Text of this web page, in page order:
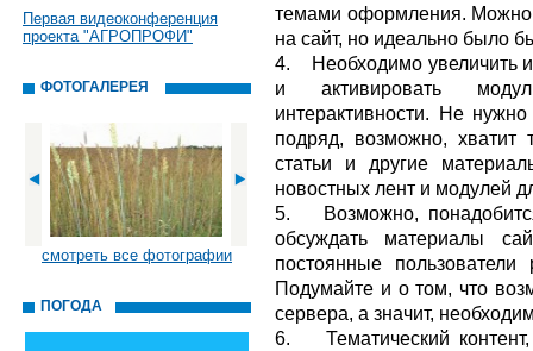
Первая видеоконференция
проекта "АГРОПРОФИ"
ФОТОГАЛЕРЕЯ
смотреть все фотографии
ПОГОДА
темами оформления. Можно
на сайт, но идеально было
4. Необходимо увеличить и
и активировать
интерактивности. Не
подряд, возможно, хватит
статьи и другие
новостных лент и модулей
5. Возможно,
обсуждать материалы
постоянные
Подумайте и о том, что
сервера, а значит,
6. Тематический